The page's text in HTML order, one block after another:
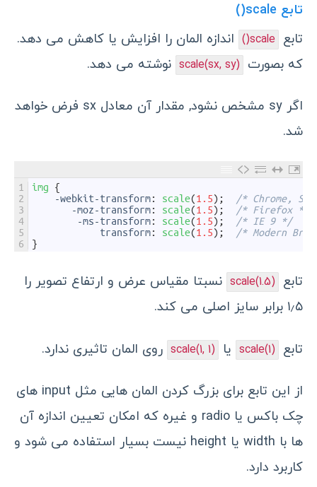
تابع scale()
تابع scale()
اندازه المان را افزایش یا کاهش می دهد.
که بصورت scale(sx, sy) نوشته می دهد.
اگر sy مشخص نشود, مقدار آن معادل sx فرض خواهد
شد.
1
2
3
4
5
6
img
{
-webkit-transform: scale(1.5) ;
/* Chrome,
-moz-transform: scale(1.5) ;
/* Firefox */
-ms-transform: scale(1.5) ;
/* IE 9 */
transform: scale(1.5) ;
/* Modern
}
تابع scale(1.5) نسبتا مقیاس عرض و ارتفاع تصویر را
۱٫۵ برابر سایز اصلی می کند.
تابع scale(1) یا scale(1, 1) روی المان تاثیری ندارد.
از این تابع برای بزرگ کردن المان هایی مثل input های
چک باکس یا radio و غیره که امکان تعیین اندازه آن
ها با width یا height نیست بسیار استفاده می شود و
کاربرد دارد.